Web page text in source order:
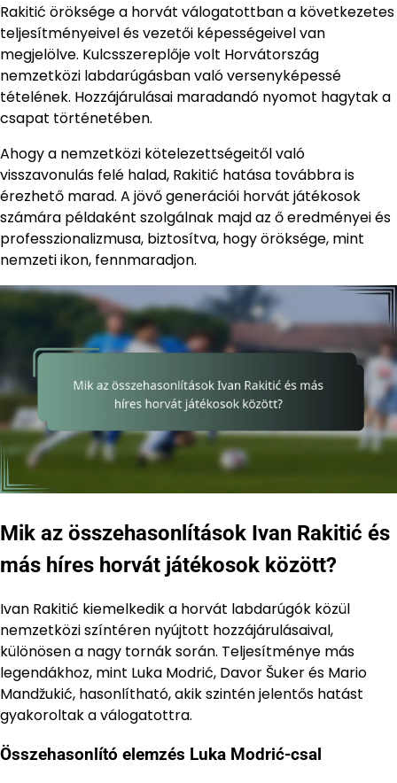
Rakitić öröksége a horvát válogatottban a következetes
teljesítményeivel és vezetői képességeivel van
megjelölve. Kulcsszereplője volt Horvátország
nemzetközi labdarúgásban való versenyképessé
tételének. Hozzájárulásai maradandó nyomot hagytak a
csapat történetében.
Ahogy a nemzetközi kötelezettségeitől való
visszavonulás felé halad, Rakitić hatása továbbra is
érezhető marad. A jövő generációi horvát játékosok
számára példaként szolgálnak majd az ő eredményei és
professzionalizmusa, biztosítva, hogy öröksége, mint
nemzeti ikon, fennmaradjon.
Mik az összehasonlítások Ivan Rakitić és
más híres horvát játékosok között?
Ivan Rakitić kiemelkedik a horvát labdarúgók közül
nemzetközi színtéren nyújtott hozzájárulásaival,
különösen a nagy tornák során. Teljesítménye más
legendákhoz, mint Luka Modrić, Davor Šuker és Mario
Mandžukić, hasonlítható, akik szintén jelentős hatást
gyakoroltak a válogatottra.
Összehasonlító elemzés Luka Modrić-csal